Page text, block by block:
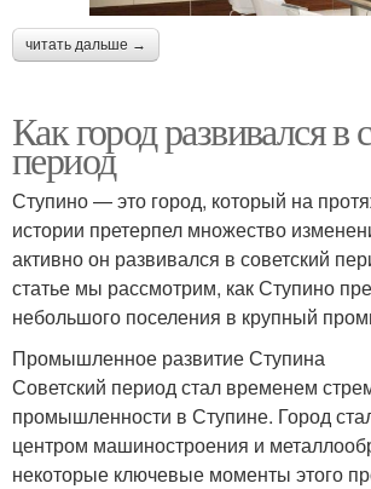
читать дальше →
Как город развивался в
период
Ступино — это город, который на
истории претерпел множество
активно он развивался в советский
статье мы рассмотрим, как Ступино
небольшого поселения в крупный
Промышленное развитие Ступина
Советский период стал временем
промышленности в Ступине. Город
центром машиностроения и
некоторые ключевые моменты этого